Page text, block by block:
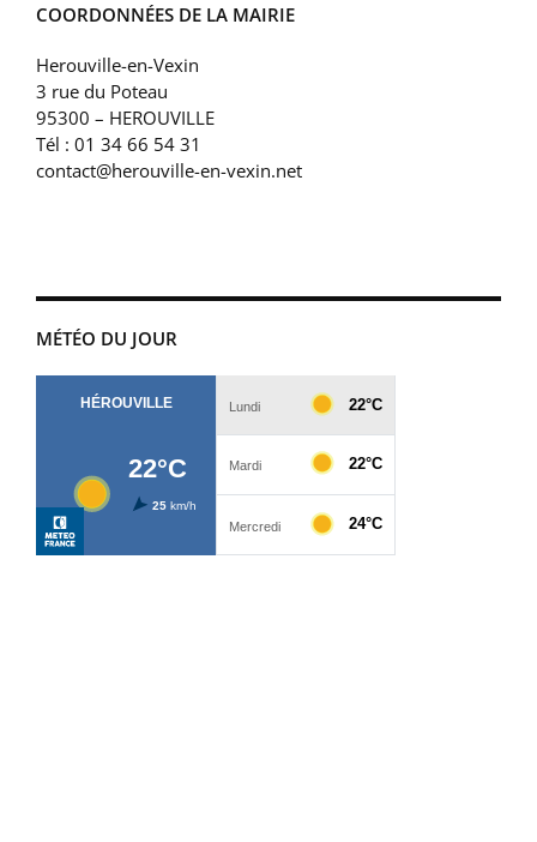
COORDONNÉES DE LA MAIRIE
Herouville-en-Vexin
3 rue du Poteau
95300 – HEROUVILLE
Tél : 01 34 66 54 31
contact@herouville-en-vexin.net
MÉTÉO DU JOUR